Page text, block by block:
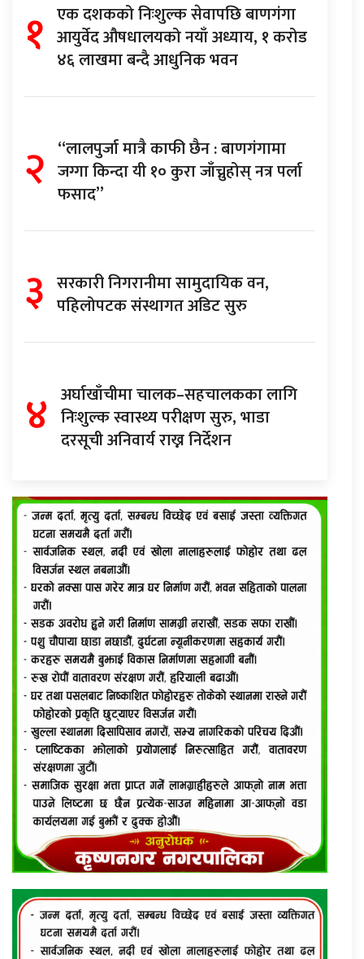
१ एक दशकको निःशुल्क सेवापछि बाणगंगा
आयुर्वेद औषधालयको नयाँ अध्याय, १ करोड
४६ लाखमा बन्दै आधुनिक भवन
२ “लालपुर्जा मात्रै काफी छैन : बाणगंगामा
जग्गा किन्दा यी १० कुरा जाँच्नुहोस् नत्र पर्ला
फसाद”
३ सरकारी निगरानीमा सामुदायिक वन,
पहिलोपटक संस्थागत अडिट सुरु
४ अर्घाखाँचीमा चालक–सहचालकका लागि
निःशुल्क स्वास्थ्य परीक्षण सुरु, भाडा
दरसूची अनिवार्य राख्न निर्देशन